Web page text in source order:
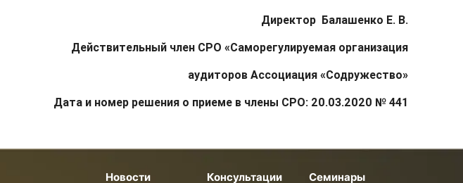
Директор Балашенко Е. В.
Действительный член СРО «Саморегулируемая организация
аудиторов Ассоциация «Содружество»
Дата и номер решения о приеме в члены СРО: 20.03.2020 № 441
Новости Консультации Семинары